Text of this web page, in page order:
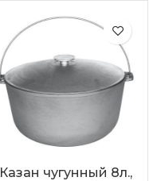
Казан чугунный 8л.,